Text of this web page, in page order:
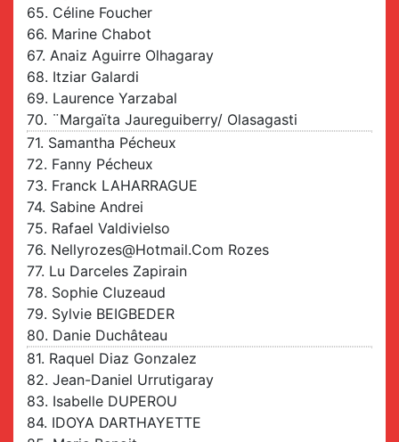
65. Céline Foucher
66. Marine Chabot
67. Anaiz Aguirre Olhagaray
68. Itziar Galardi
69. Laurence Yarzabal
70. ¨margaïta Jaureguiberry/ Olasagasti
71. Samantha Pécheux
72. Fanny Pécheux
73. Franck LAHARRAGUE
74. Sabine Andrei
75. Rafael Valdivielso
76. Nellyrozes@hotmail.com Rozes
77. Lu Darceles Zapirain
78. Sophie Cluzeaud
79. Sylvie BEIGBEDER
80. Danie Duchâteau
81. Raquel Diaz Gonzalez
82. Jean-Daniel Urrutigaray
83. Isabelle DUPEROU
84. IDOYA DARTHAYETTE